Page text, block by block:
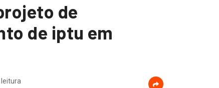
de
de iptu em